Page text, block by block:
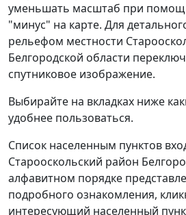
уменьшать масштаб при
"минус" на карте. Для
рельефом местности
Белгородской области
спутниковое изображение.
Выбирайте на вкладках ниже
удобнее пользоваться.
Список населенным пунктов
Старооскольский район
алфавитном порядке
подробного ознакомления,
интересующий населенный